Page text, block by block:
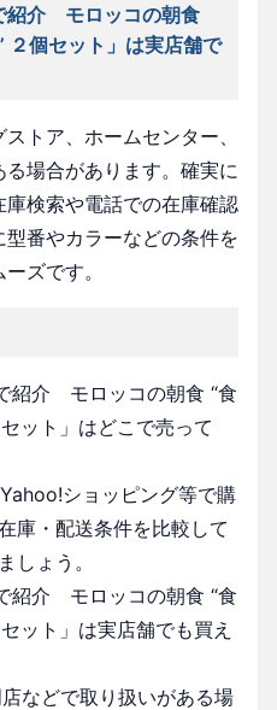
紹介 モロッコの朝食
２個セット」は実店舗で
トア、ホームセンター、
場合があります。確実に
検索や電話での在庫確認
番やカラーなどの条件を
ズです。
紹介 モロッコの朝食 “食
ット」はどこで売って
ショッピング等で購
庫・配送条件を比較して
しょう。
紹介 モロッコの朝食 “食
ット」は実店舗でも買え
などで取り扱いがある場